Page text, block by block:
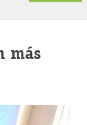
más